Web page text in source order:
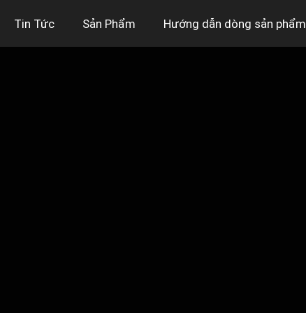
Tin Tức Sản Phẩm Hướng dẫn dòng sản phẩm